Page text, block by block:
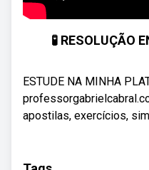
🧪 RESOLUÇÃO
ESTUDE NA MINHA
apostilas, exercícios,